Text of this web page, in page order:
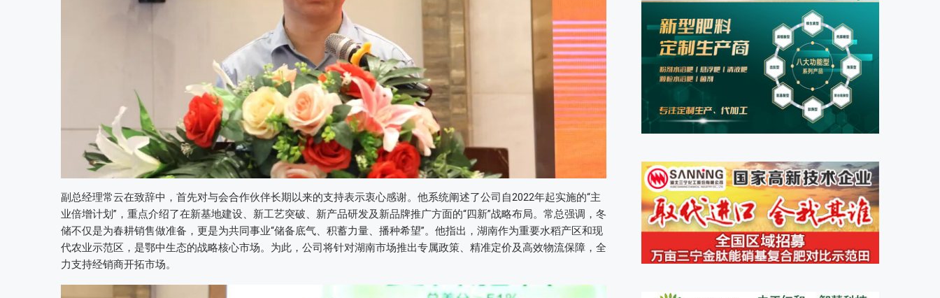
副总经理常云在致辞中，首先对与会合作伙伴长期以来的支持表示衷心感谢。他系统阐述了公司自2022年起实施的“主
业倍增计划”，重点介绍了在新基地建设、新工艺突破、新产品研发及新品牌推广方面的“四新”战略布局。常总强调，冬
储不仅是为春耕销售做准备，更是为共同事业“储备底气、积蓄力量、播种希望”。他指出，湖南作为重要水稻产区和现
代农业示范区，是鄂中生态的战略核心市场。为此，公司将针对湖南市场推出专属政策、精准定价及高效物流保障，全
力支持经销商开拓市场。